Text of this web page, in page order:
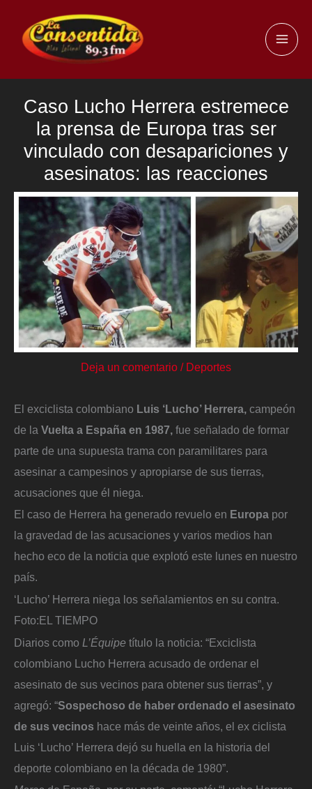
contenido
Caso Lucho Herrera estremece
la prensa de Europa tras ser
vinculado con desapariciones y
asesinatos: las reacciones
Deja un comentario / Deportes
El exciclista colombiano Luis ‘Lucho’ Herrera, campeón
de la Vuelta a España en 1987, fue señalado de formar
parte de una supuesta trama con paramilitares para
asesinar a campesinos y apropiarse de sus tierras,
acusaciones que él niega.
El caso de Herrera ha generado revuelo en Europa por
la gravedad de las acusaciones y varios medios han
hecho eco de la noticia que explotó este lunes en nuestro
país.
‘Lucho’ Herrera niega los señalamientos en su contra.
Foto:EL TIEMPO
Diarios como L’Équipe título la noticia: “Exciclista
colombiano Lucho Herrera acusado de ordenar el
asesinato de sus vecinos para obtener sus tierras”, y
agregó: “Sospechoso de haber ordenado el asesinato
de sus vecinos hace más de veinte años, el ex ciclista
Luis ‘Lucho’ Herrera dejó su huella en la historia del
deporte colombiano en la década de 1980”.